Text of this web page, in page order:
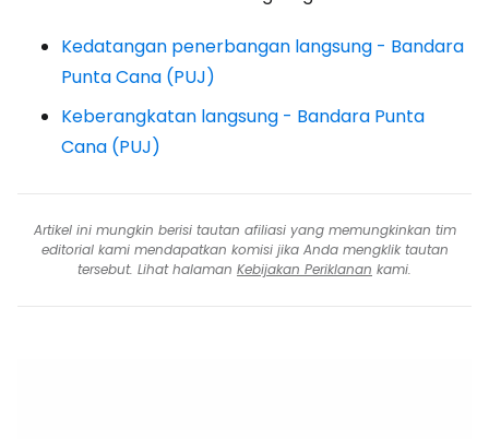
Kedatangan penerbangan langsung - Bandara
Punta Cana (PUJ)
Keberangkatan langsung - Bandara Punta
Cana (PUJ)
Artikel ini mungkin berisi tautan afiliasi yang memungkinkan tim
editorial kami mendapatkan komisi jika Anda mengklik tautan
tersebut. Lihat halaman Kebijakan Periklanan kami.